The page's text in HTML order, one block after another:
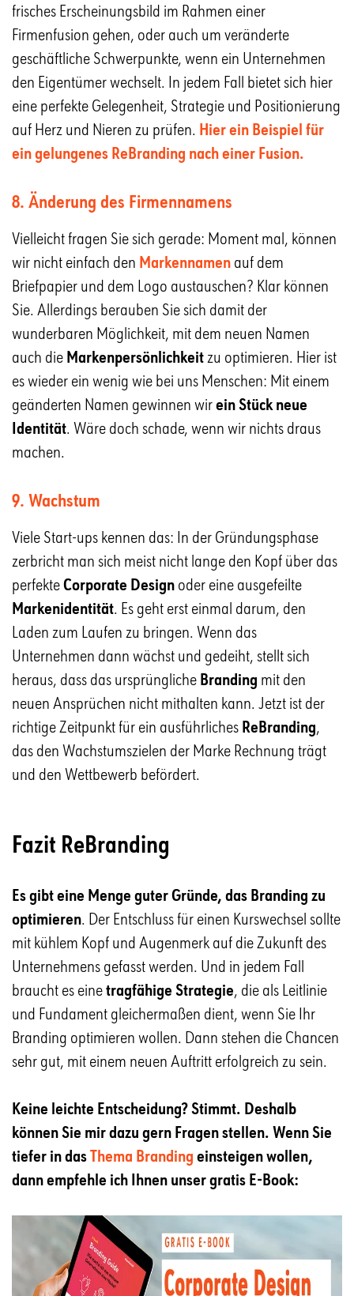
frisches Erscheinungsbild im Rahmen einer
Firmenfusion gehen, oder auch um veränderte
geschäftliche Schwerpunkte, wenn ein Unternehmen
den Eigentümer wechselt. In jedem Fall bietet sich hier
eine perfekte Gelegenheit, Strategie und Positionierung
auf Herz und Nieren zu prüfen. Hier ein Beispiel für
ein gelungenes ReBranding nach einer Fusion.
8. Änderung des Firmennamens
Vielleicht fragen Sie sich gerade: Moment mal, können
wir nicht einfach den Markennamen auf dem
Briefpapier und dem Logo austauschen? Klar können
Sie. Allerdings berauben Sie sich damit der
wunderbaren Möglichkeit, mit dem neuen Namen
auch die Markenpersönlichkeitzu optimieren. Hier ist
es wieder ein wenig wie bei uns Menschen: Mit einem
geänderten Namen gewinnen wirein Stück neue
Identität. Wäre doch schade, wenn wir nichts draus
machen.
9. Wachstum
Viele Start-ups kennen das: In der Gründungsphase
zerbricht man sich meist nicht lange den Kopf über das
perfekteCorporate Design oder eine ausgefeilte
Markenidentität. Es geht erst einmal darum, den
Laden zum Laufen zu bringen. Wenn das
Unternehmen dann wächst und gedeiht, stellt sich
heraus, dass das ursprüngliche Branding mit den
neuen Ansprüchen nicht mithalten kann. Jetzt ist der
richtige Zeitpunkt für ein ausführliches ReBranding,
das den Wachstumszielen der Marke Rechnung trägt
und den Wettbewerb befördert.
Fazit ReBranding
Es gibt eine Menge guter Gründe, das Branding zu
optimieren. Der Entschluss für einen Kurswechsel sollte
mit kühlem Kopf und Augenmerk auf die Zukunft des
Unternehmens gefasst werden. Und in jedem Fall
braucht es einetragfähige Strategie, die als Leitlinie
und Fundament gleichermaßen dient, wenn Sie Ihr
Branding optimieren wollen. Dann stehen die Chancen
sehr gut, mit einem neuen Auftritt erfolgreich zu sein.
Keine leichte Entscheidung? Stimmt. Deshalb
können Sie mir dazu gern Fragen stellen. Wenn Sie
tiefer in dasThema Branding einsteigen wollen,
dann empfehle ich Ihnen unser gratis E-Book: